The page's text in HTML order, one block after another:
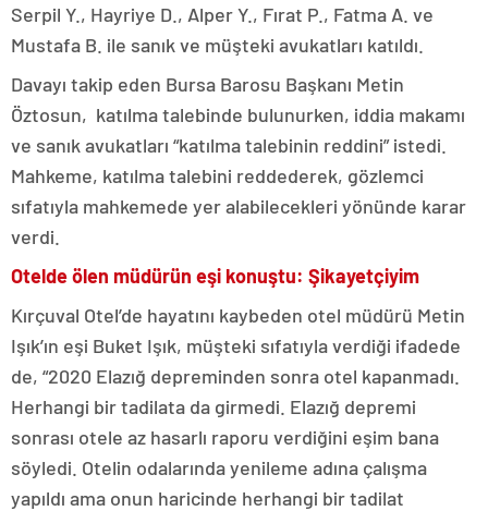
Serpil Y., Hayriye D., Alper Y., Fırat P., Fatma A. ve
Mustafa B. ile sanık ve müşteki avukatları katıldı.
Davayı takip eden Bursa Barosu Başkanı Metin
Öztosun, katılma talebinde bulunurken, iddia makamı
ve sanık avukatları “katılma talebinin reddini” istedi.
Mahkeme, katılma talebini reddederek, gözlemci
sıfatıyla mahkemede yer alabilecekleri yönünde karar
verdi.
Otelde ölen müdürün eşi konuştu: Şikayetçiyim
Kırçuval Otel’de hayatını kaybeden otel müdürü Metin
Işık’ın eşi Buket Işık, müşteki sıfatıyla verdiği ifadede
de, “2020 Elazığ depreminden sonra otel kapanmadı.
Herhangi bir tadilata da girmedi. Elazığ depremi
sonrası otele az hasarlı raporu verdiğini eşim bana
söyledi. Otelin odalarında yenileme adına çalışma
yapıldı ama onun haricinde herhangi bir tadilat